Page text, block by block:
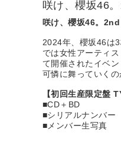
咲け、櫻坂46
咲け、櫻坂46。
2024年、櫻坂46は
では女性アーティ
て開催されたイベ
可憐に舞っていく
【初回生産限定盤
■CD＋BD
■シリアルナンバー
■メンバー生写真